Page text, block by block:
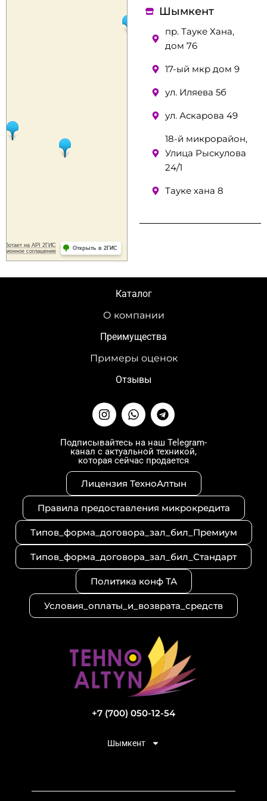
Шымкент
пр. Тауке Хана,
дом 76
17-ый мкр дом 9
ул. Иляева 5б
ул. Аскарова 49
18-й микрорайон,
Улица Рыскулова
24/1
Тауке хана 8
+7 (700) 050-12-54
Шымкент
I
n
t
a
g
r
a
m
W
h
t
s
a
p
p
T
e
e
g
r
a
m
Подписывайтесь на наш Telegram-
канал с актуальной техникой,
которая сейчас продается
Лицензия ТехноАлтын
Правила предоставления микрокредита
Типов_форма_договора_зал_бил_Премиум
Типов_форма_договора_зал_бил_Стандарт
Политика конф ТА
Условия_оплаты_и_возврата_средств
Каталог
О компании
Преимущества
Примеры оценок
Отзывы